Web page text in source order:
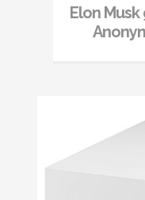
Elon